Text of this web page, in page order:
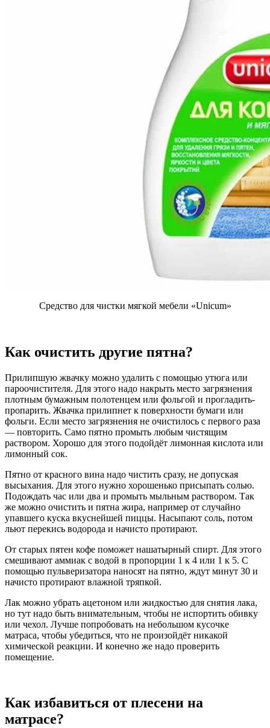
Средство для чистки мягкой мебели «Unicum»
Как очистить другие пятна?
Прилипшую жвачку можно удалить с помощью утюга или
пароочистителя. Для этого надо накрыть место загрязнения
плотным бумажным полотенцем или фольгой и прогладить-
пропарить. Жвачка прилипнет к поверхности бумаги или
фольги. Если место загрязнения не очистилось с первого раза
— повторить. Само пятно промыть любым чистящим
раствором. Хорошо для этого подойдёт лимонная кислота или
лимонный сок.
Пятно от красного вина надо чистить сразу, не допуская
высыхания. Для этого нужно хорошенько присыпать солью.
Подождать час или два и промыть мыльным раствором. Так
же можно очистить и пятна жира, например от случайно
упавшего куска вкуснейшей пиццы. Насыпают соль, потом
льют перекись водорода и начисто протирают.
От старых пятен кофе поможет нашатырный спирт. Для этого
смешивают аммиак с водой в пропорции 1 к 4 или 1 к 5. С
помощью пульверизатора наносят на пятно, ждут минут 30 и
начисто протирают влажной тряпкой.
Лак можно убрать ацетоном или жидкостью для снятия лака,
но тут надо быть внимательным, чтобы не испортить обивку
или чехол. Лучше попробовать на небольшом кусочке
матраса, чтобы убедиться, что не произойдёт никакой
химической реакции. И конечно же надо проверить
помещение.
Как избавиться от плесени на
матрасе?